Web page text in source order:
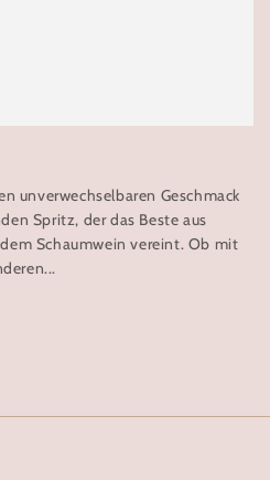
unverwechselbaren Geschmack
Spritz, der das Beste aus
Schaumwein vereint. Ob mit